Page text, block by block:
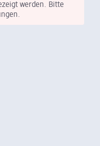
werden. Bitte